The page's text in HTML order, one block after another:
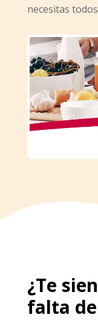
necesitas
¿Te
falta